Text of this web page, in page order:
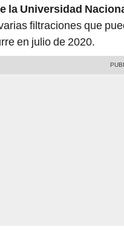
la Universidad
filtraciones que
en julio de 2020.